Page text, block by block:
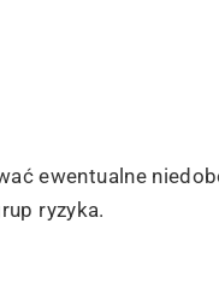
ewentualne
ryzyka.